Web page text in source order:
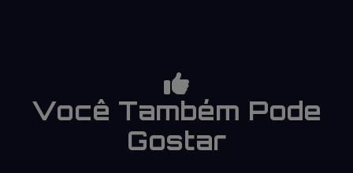
Você Também Pode
Gostar